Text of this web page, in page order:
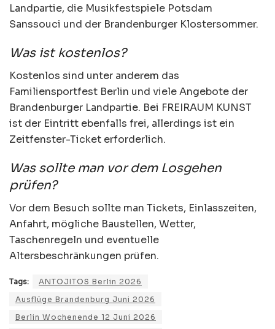
Landpartie, die Musikfestspiele Potsdam
Sanssouci und der Brandenburger Klostersommer.
Was ist kostenlos?
Kostenlos sind unter anderem das
Familiensportfest Berlin und viele Angebote der
Brandenburger Landpartie. Bei FREIRAUM KUNST
ist der Eintritt ebenfalls frei, allerdings ist ein
Zeitfenster-Ticket erforderlich.
Was sollte man vor dem Losgehen
prüfen?
Vor dem Besuch sollte man Tickets, Einlasszeiten,
Anfahrt, mögliche Baustellen, Wetter,
Taschenregeln und eventuelle
Altersbeschränkungen prüfen.
Tags:
ANTOJITOS Berlin 2026
Ausflüge Brandenburg Juni 2026
Berlin Wochenende 12 Juni 2026